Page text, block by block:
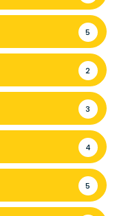
5
2
3
4
5